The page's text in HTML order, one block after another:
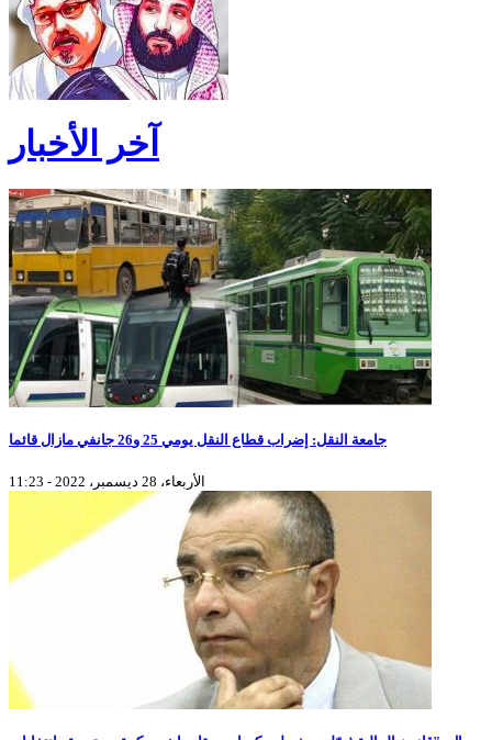
آخر الأخبار
جامعة النقل: إضراب قطاع النقل يومي 25 و26 جانفي مازال قائما
الأربعاء، 28 ديسمبر، 2022 - 11:23